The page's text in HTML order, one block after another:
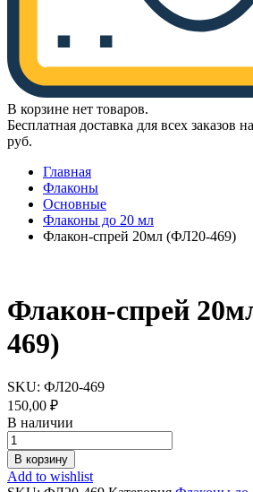
В корзине нет товаров.
Бесплатная доставка для всех заказов
руб.
Главная
Флаконы
Основные
Флаконы до 20 мл
Флакон-спрей 20мл (ФЛ20-469)
Флакон-спрей
469)
SKU: ФЛ20-469
150,00 ₽
В наличии
Флакон-
спрей
20мл
(ФЛ20-
В корзину
Add to wishlist